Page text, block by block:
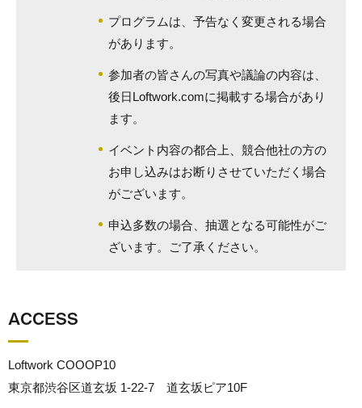
プログラムは、予告なく変更される場合
があります。
参加者の皆さんの写真や議論の内容は、
後日Loftwork.comに掲載する場合があり
ます。
イベント内容の都合上、競合他社の方の
お申し込みはお断りさせていただく場合
がございます。
申込多数の場合、抽選となる可能性がご
ざいます。ご了承ください。
ACCESS
Loftwork COOOP10
東京都渋谷区道玄坂 1-22-7 道玄坂ピア10F